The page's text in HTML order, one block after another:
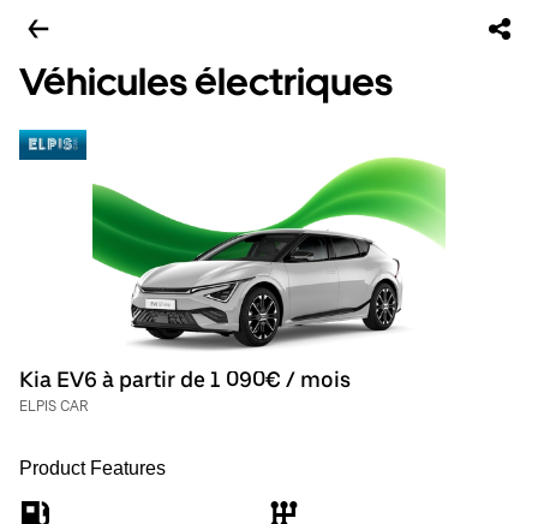
Véhicules électriques
Kia EV6 à partir de 1 090€ / mois
ELPIS CAR
Product Features